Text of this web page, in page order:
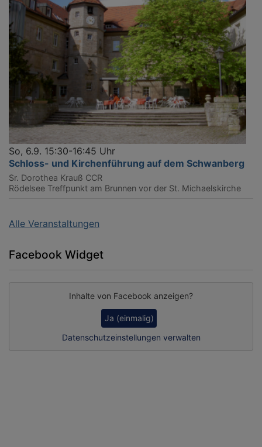
So, 6.9. 15:30-16:45 Uhr
Schloss- und Kirchenführung auf dem Schwanberg
Sr. Dorothea Krauß CCR
Rödelsee Treffpunkt am Brunnen vor der St. Michaelskirche
Alle Veranstaltungen
Facebook Widget
Inhalte von Facebook anzeigen?
Ja (einmalig)
Datenschutzeinstellungen verwalten